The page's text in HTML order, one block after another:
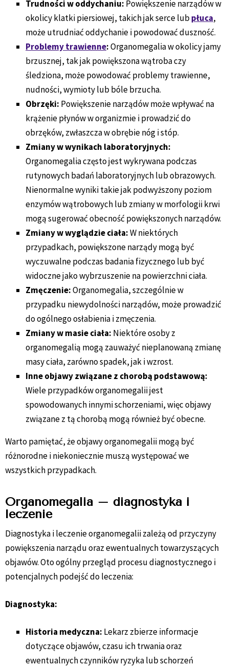
Trudności w oddychaniu: Powiększenie narządów w
okolicy klatki piersiowej, takich jak serce lubpłuca,
może utrudniać oddychanie i powodować duszność.
Problemy trawienne:Organomegalia w okolicy jamy
brzusznej, tak jak powiększona wątroba czy
śledziona, może powodować problemy trawienne,
nudności, wymioty lub bóle brzucha.
Obrzęki: Powiększenie narządów może wpływać na
krążenie płynów w organizmie i prowadzić do
obrzęków, zwłaszcza w obrębie nóg i stóp.
Zmiany w wynikach laboratoryjnych:
Organomegalia często jest wykrywana podczas
rutynowych badań laboratoryjnych lub obrazowych.
Nienormalne wyniki takie jak podwyższony poziom
enzymów wątrobowych lub zmiany w morfologii krwi
mogą sugerować obecność powiększonych narządów.
Zmiany w wyglądzie ciała:W niektórych
przypadkach, powiększone narządy mogą być
wyczuwalne podczas badania fizycznego lub być
widoczne jako wybrzuszenie na powierzchni ciała.
Zmęczenie:Organomegalia, szczególnie w
przypadku niewydolności narządów, może prowadzić
do ogólnego osłabienia i zmęczenia.
Zmiany w masie ciała: Niektóre osoby z
organomegalią mogą zauważyć nieplanowaną zmianę
masy ciała, zarówno spadek, jak i wzrost.
Inne objawy związane z chorobą podstawową:
Wiele przypadków organomegalii jest
spowodowanych innymi schorzeniami, więc objawy
związane z tą chorobą mogą również być obecne.
Warto pamiętać, że objawy organomegalii mogą być
różnorodne i niekoniecznie muszą występować we
wszystkich przypadkach.
Organomegalia – diagnostyka i
leczenie
Diagnostyka i leczenie organomegalii zależą od przyczyny
powiększenia narządu oraz ewentualnych towarzyszących
objawów. Oto ogólny przegląd procesu diagnostycznego i
potencjalnych podejść do leczenia:
Diagnostyka:
Historia medyczna: Lekarz zbierze informacje
dotyczące objawów, czasu ich trwania oraz
ewentualnych czynników ryzyka lub schorzeń